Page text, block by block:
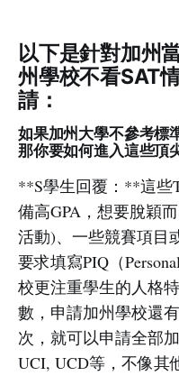
以下是針對加州
州學校不看SAT
請：
如果加州大學不參考標
那你要如何進入這些頂
**S學生回覆：**這些
備高GPA，想要脫穎
活動)、一些競賽項目
要求填寫PIQ（
校更注重學生的人格
數，申請加州學校還
次，就可以申請全部
UCI, UCD等，不像其